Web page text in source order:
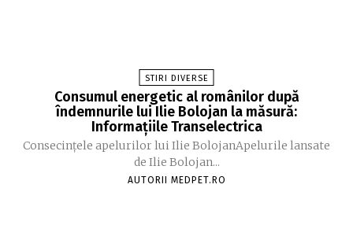
STIRI DIVERSE
Consumul energetic al românilor după
îndemnurile lui Ilie Bolojan la măsură:
Informațiile Transelectrica
Consecințele apelurilor lui Ilie BolojanApelurile lansate
de Ilie Bolojan...
AUTORII MEDPET.RO